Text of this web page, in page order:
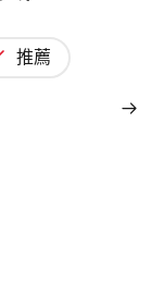
推薦